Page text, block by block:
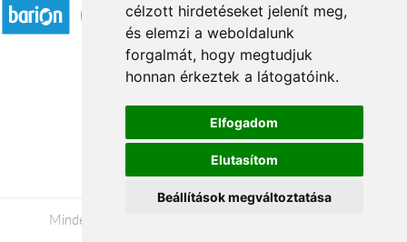
célzott hirdetéseket jelenít meg,
és elemzi a weboldalunk
forgalmát, hogy megtudjuk
honnan érkeztek a látogatóink.
Elfogadom
Elutasítom
Beállítások megváltoztatása
Á.SZ.F.
Impresszum
Adatkezelési tájékoztató
Minden jog fenntartva © 2026 |